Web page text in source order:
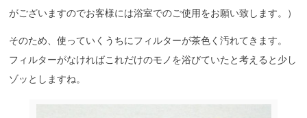
がございますのでお客様には浴室でのご使用をお願い致します。）
そのため、使っていくうちにフィルターが茶色く汚れてきます。
フィルターがなければこれだけのモノを浴びていたと考えると少し
ゾッとしますね。